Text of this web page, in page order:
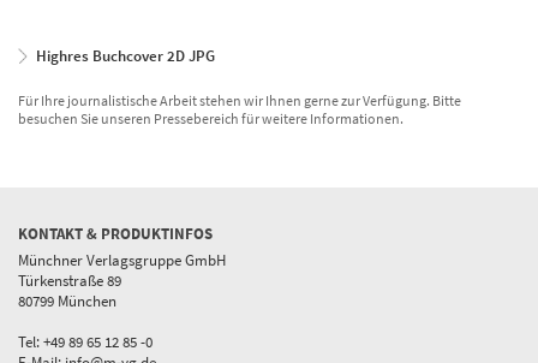
Highres Buchcover 2D JPG
Für Ihre journalistische Arbeit stehen wir Ihnen gerne zur Verfügung. Bitte
besuchen Sie unseren Pressebereich für weitere Informationen.
KONTAKT & PRODUKTINFOS
Münchner Verlagsgruppe GmbH
Türkenstraße 89
80799 München
Tel: +49 89 65 12 85 -0